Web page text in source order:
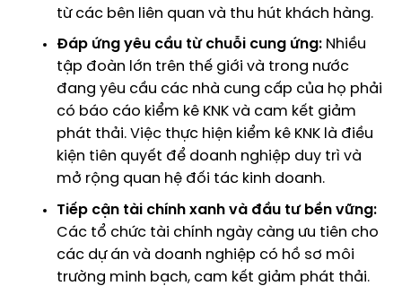
từ các bên liên quan và thu hút khách hàng.
Đáp ứng yêu cầu từ chuỗi cung ứng: Nhiều
tập đoàn lớn trên thế giới và trong nước
đang yêu cầu các nhà cung cấp của họ phải
có báo cáo kiểm kê KNK và cam kết giảm
phát thải. Việc thực hiện kiểm kê KNK là điều
kiện tiên quyết để doanh nghiệp duy trì và
mở rộng quan hệ đối tác kinh doanh.
Tiếp cận tài chính xanh và đầu tư bền vững:
Các tổ chức tài chính ngày càng ưu tiên cho
các dự án và doanh nghiệp có hồ sơ môi
trường minh bạch, cam kết giảm phát thải.